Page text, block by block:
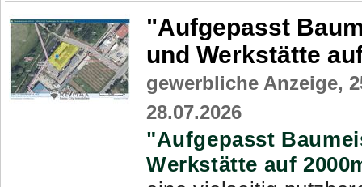
"Aufgepasst
und Werkstätte
gewerbliche Anzeige,
28.07.2026
"Aufgepasst
Werkstätte auf